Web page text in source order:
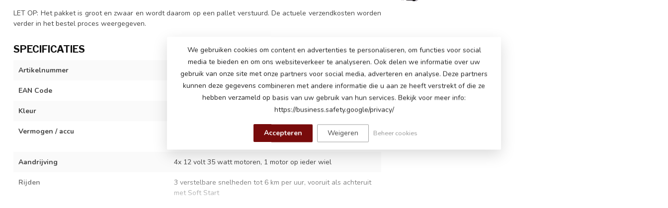
LET OP: Het pakket is groot en zwaar en wordt daarom op een pallet verstuurd. De actuele verzendkosten worden
verder in het bestel proces weergegeven.
SPECIFICATIES
Artikelnummer HL358-zwart-DSL
EAN Code 8785276172997
Kleur
Vermogen / accu
2x 12 volt 7Ah accu's (2x parallel aangesloten accu's = 12 volt
Aandrijving 4x 12 volt 35 watt motoren, 1 motor op ieder wiel
Rijden
3 verstelbare snelheden tot 6 km per uur, vooruit als achteruit
met Soft Start
We gebruiken cookies om content en advertenties te personaliseren, om functies voor social
media te bieden en om ons websiteverkeer te analyseren. Ook delen we informatie over uw
gebruik van onze site met onze partners voor social media, adverteren en analyse. Deze partners
kunnen deze gegevens combineren met andere informatie die u aan ze heeft verstrekt of die ze
hebben verzameld op basis van uw gebruik van hun services. Bekijk voor meer info:
https://business.safety.google/privacy/
Accepteren Weigeren Beheer cookies